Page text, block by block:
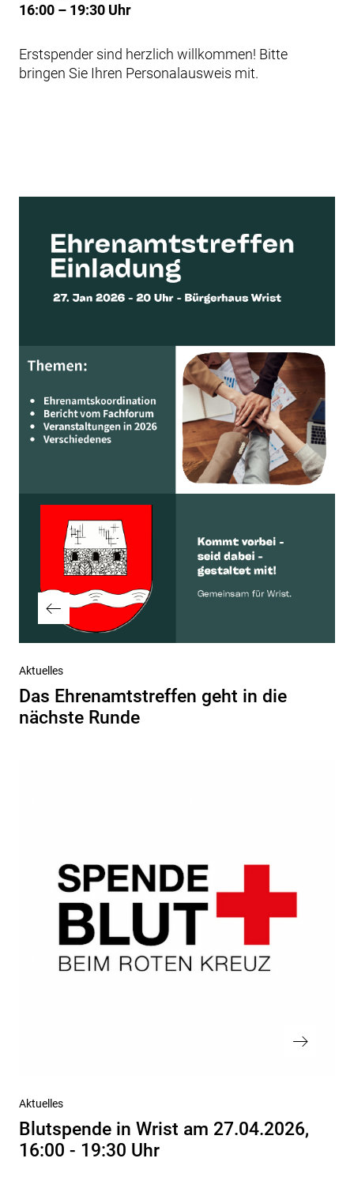
16:00 – 19:30 Uhr
Erstspender sind herzlich willkommen! Bitte
bringen Sie Ihren Personalausweis mit.
Vorheriger
Beitrag
Aktuelles
Das Ehrenamtstreffen geht in die
nächste Runde
Nächster
Beitrag
Aktuelles
Blutspende in Wrist am 27.04.2026,
16:00 - 19:30 Uhr